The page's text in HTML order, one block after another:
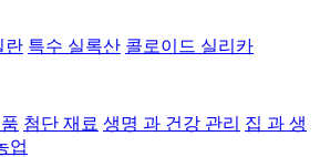
란 특수 실록산 콜로이드 실리카
첨단 재료 생명 과 건강 관리 집 과 생
업